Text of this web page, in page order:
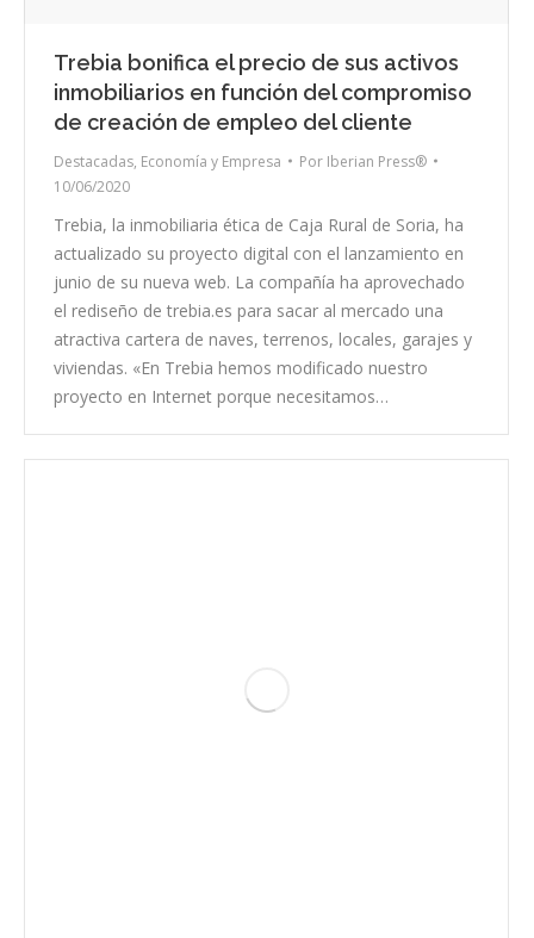
Trebia bonifica el precio de sus activos
inmobiliarios en función del compromiso
de creación de empleo del cliente
Destacadas, Economía y Empresa Por Iberian Press®
10/06/2020
Trebia, la inmobiliaria ética de Caja Rural de Soria, ha
actualizado su proyecto digital con el lanzamiento en
junio de su nueva web. La compañía ha aprovechado
el rediseño de trebia.es para sacar al mercado una
atractiva cartera de naves, terrenos, locales, garajes y
viviendas. «En Trebia hemos modificado nuestro
proyecto en Internet porque necesitamos…